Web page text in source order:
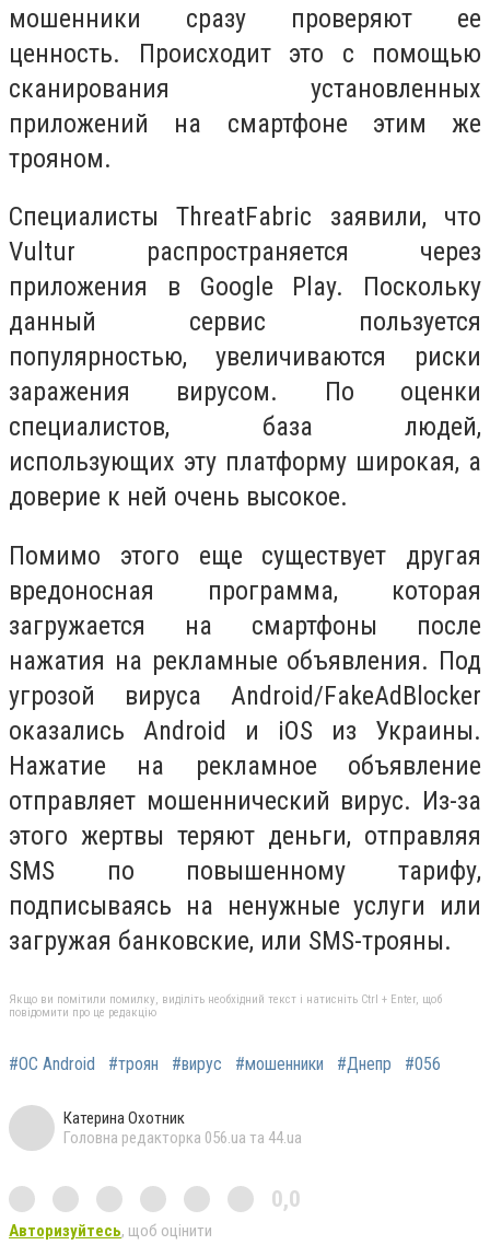
мошенники сразу проверяют ее
ценность. Происходит это с помощью
сканирования установленных
приложений на смартфоне этим же
трояном.
Специалисты ThreatFabric заявили, что
Vultur распространяется через
приложения в Google Play. Поскольку
данный сервис пользуется
популярностью, увеличиваются риски
заражения вирусом. По оценки
специалистов, база людей,
использующих эту платформу широкая, а
доверие к ней очень высокое.
Помимо этого еще существует другая
вредоносная программа, которая
загружается на смартфоны после
нажатия на рекламные объявления. Под
угрозой вируса Android/FakeAdBlocker
оказались Android и iOS из Украины.
Нажатие на рекламное объявление
отправляет мошеннический вирус. Из-за
этого жертвы теряют деньги, отправляя
SMS по повышенному тарифу,
подписываясь на ненужные услуги или
загружая банковские, или SMS-трояны.
Якщо ви помітили помилку, виділіть необхідний текст і натисніть Ctrl + Enter, щоб
повідомити про це редакцію
#ОС Android #троян #вирус #мошенники #Днепр #056
Катерина Охотник
Головна редакторка 056.ua та 44.ua
0,0
Авторизуйтесь, щоб оцінити